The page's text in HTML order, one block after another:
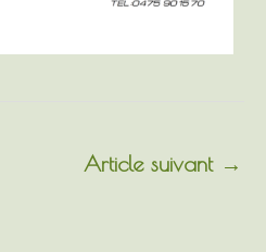
Article suivant →